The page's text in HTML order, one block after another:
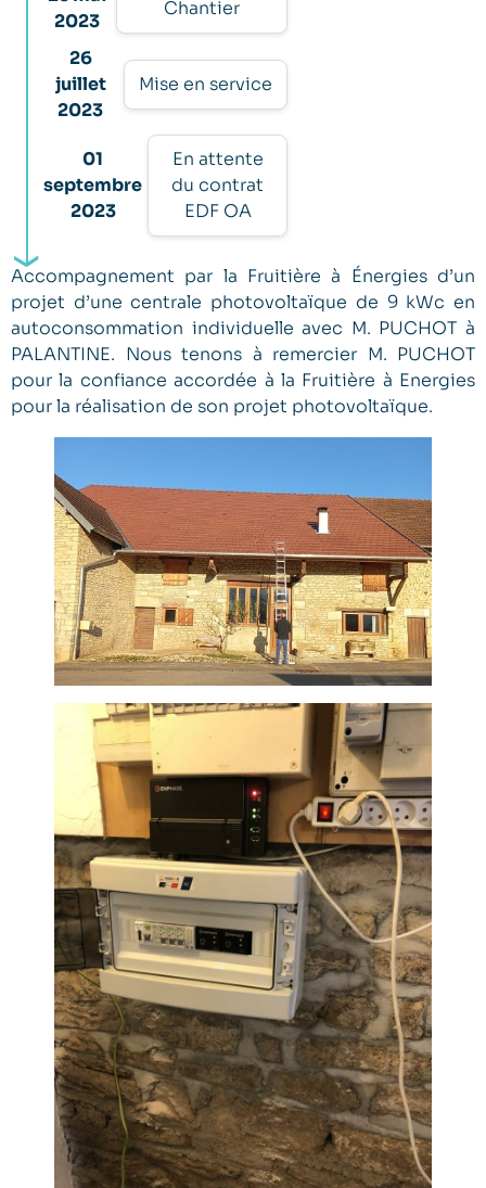
2023
Chantier
26
juillet
2023
Mise en service
01
septembre
2023
En attente
du contrat
EDF OA
Accompagnement par la Fruitière à Énergies d’un
projet d’une centrale photovoltaïque de 9 kWc en
autoconsommation individuelle avec M. PUCHOT à
PALANTINE. Nous tenons à remercier M. PUCHOT
pour la confiance accordée à la Fruitière à Energies
pour la réalisation de son projet photovoltaïque.